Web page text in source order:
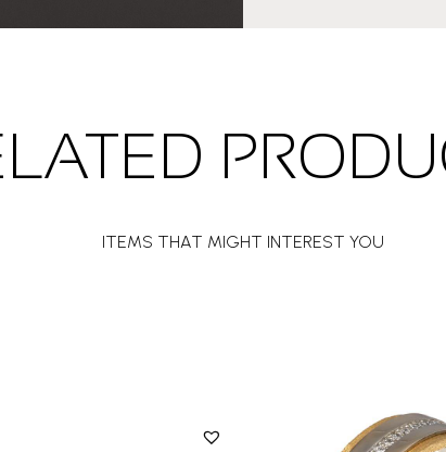
ITEMS THAT MIGHT INTEREST YOU